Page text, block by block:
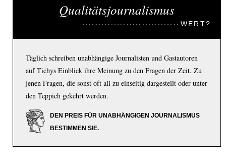
Qualitätsjournalismus
WERT?
Täglich schreiben unabhängige Journalisten und Gastautoren
auf Tichys Einblick ihre Meinung zu den Fragen der Zeit. Zu
jenen Fragen, die sonst oft all zu einseitig dargestellt oder unter
den Teppich gekehrt werden.
DEN PREIS FÜR UNABHÄNGIGEN JOURNALISMUS
BESTIMMEN SIE.